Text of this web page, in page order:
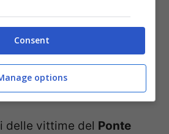
del Comitato vittime del Ponte
nostri microfoni – (Ansa Foto) –
delle vittime del Ponte
Consent
options